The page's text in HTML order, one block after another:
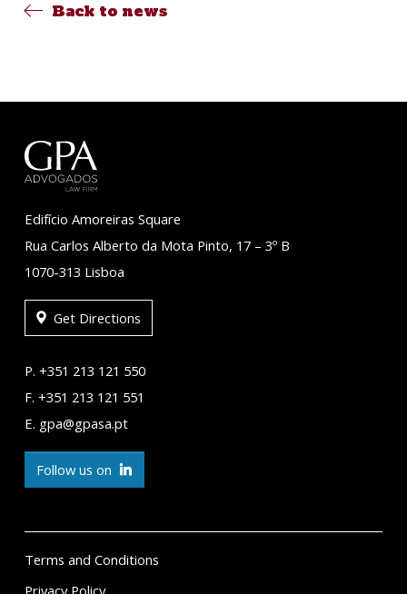
Back to news
Edifício Amoreiras Square
Rua Carlos Alberto da Mota Pinto, 17 – 3º B
1070-313 Lisboa
Get Directions
P. +351 213 121 550
F. +351 213 121 551
E. gpa@gpasa.pt
Follow us on
Terms and Conditions